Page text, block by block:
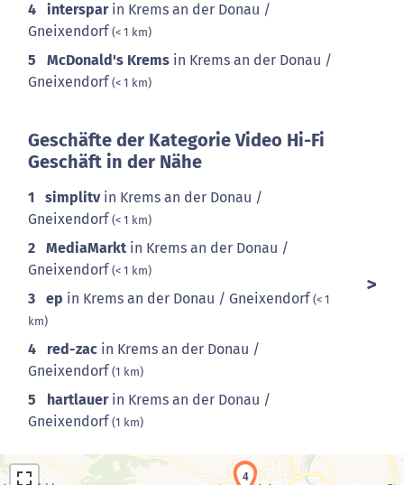
4 intersparin Krems an der Donau /
Gneixendorf(< 1 km)
5 McDonald's Krems in Krems an der Donau /
Gneixendorf(< 1 km)
Geschäfte der Kategorie Video Hi-Fi
Geschäft in der Nähe
1 simplitvin Krems an der Donau /
Gneixendorf(< 1 km)
2 MediaMarkt in Krems an der Donau /
Gneixendorf(< 1 km)
3 ep in Krems an der Donau / Gneixendorf(< 1
km)
4 red-zac in Krems an der Donau /
Gneixendorf(1 km)
5 hartlauerin Krems an der Donau /
Gneixendorf(1 km)
4